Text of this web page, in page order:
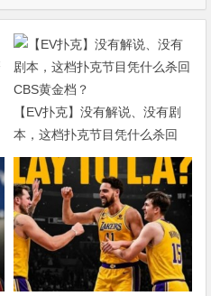
【EV扑克】没有解说、没有剧
本，这档扑克节目凭什么杀回
CBS黄金档？